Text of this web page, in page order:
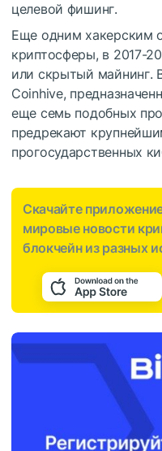
целевой фишинг.
Еще одним хакерским
криптосферы, в 2017-
или скрытый майнинг.
Coinhive,
еще семь подобных
предрекают
прогосударственных
Скачайте
мировые новости
блокчейн из разных